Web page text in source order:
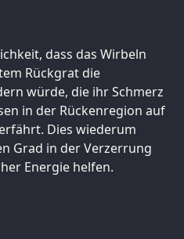
dass das Wirbeln
Rückgrat die
würde, die ihr Schmerz
in der Rückenregion auf
Dies wiederum
Grad in der Verzerrung
Energie helfen.